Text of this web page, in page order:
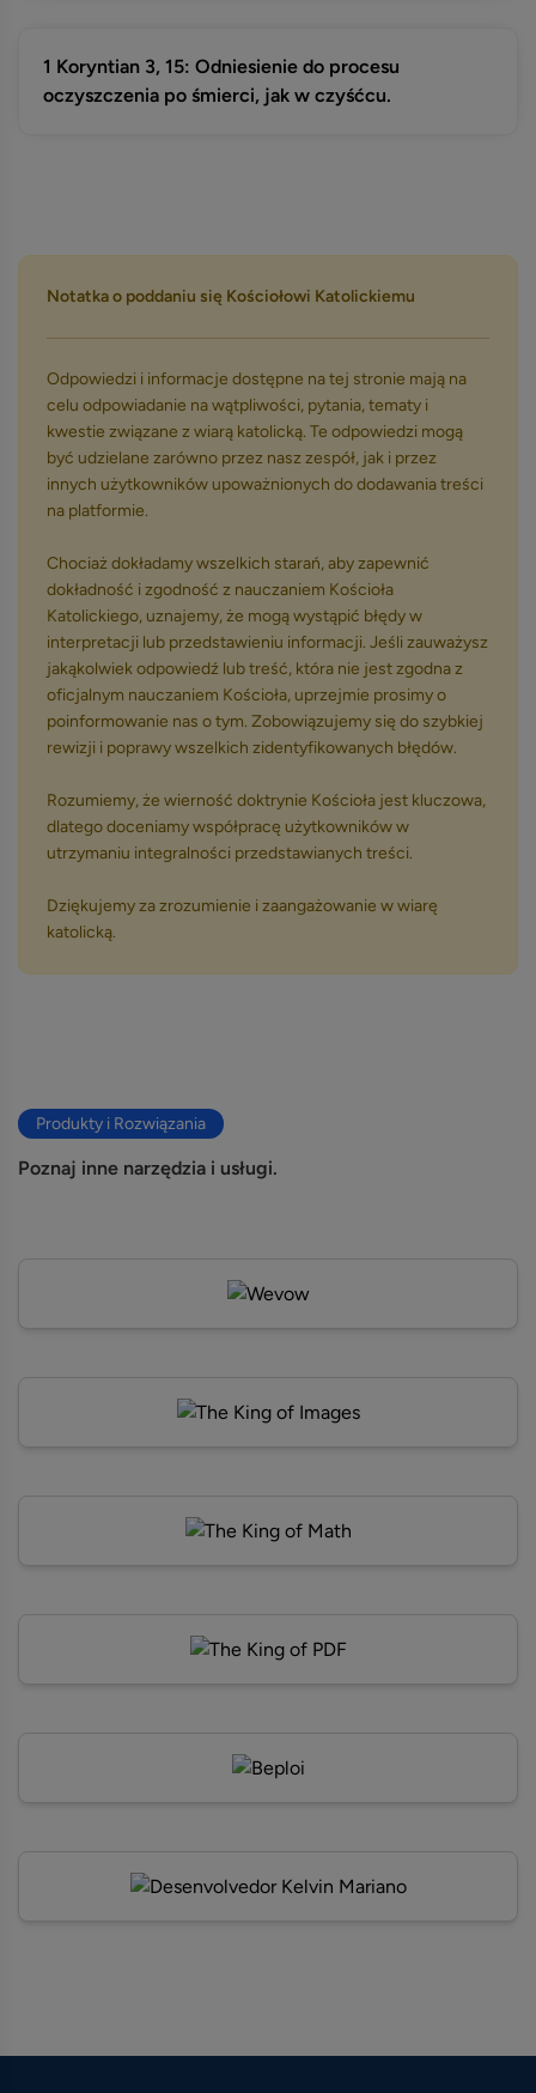
1 Koryntian 3, 15: Odniesienie do procesu
oczyszczenia po śmierci, jak w czyśćcu.
Notatka o poddaniu się Kościołowi Katolickiemu
Odpowiedzi i informacje dostępne na tej stronie mają na
celu odpowiadanie na wątpliwości, pytania, tematy i
kwestie związane z wiarą katolicką. Te odpowiedzi mogą
być udzielane zarówno przez nasz zespół, jak i przez
innych użytkowników upoważnionych do dodawania treści
na platformie.
Chociaż dokładamy wszelkich starań, aby zapewnić
dokładność i zgodność z nauczaniem Kościoła
Katolickiego, uznajemy, że mogą wystąpić błędy w
interpretacji lub przedstawieniu informacji. Jeśli zauważysz
jakąkolwiek odpowiedź lub treść, która nie jest zgodna z
oficjalnym nauczaniem Kościoła, uprzejmie prosimy o
poinformowanie nas o tym. Zobowiązujemy się do szybkiej
rewizji i poprawy wszelkich zidentyfikowanych błędów.
Rozumiemy, że wierność doktrynie Kościoła jest kluczowa,
dlatego doceniamy współpracę użytkowników w
utrzymaniu integralności przedstawianych treści.
Dziękujemy za zrozumienie i zaangażowanie w wiarę
katolicką.
Produkty i Rozwiązania
Poznaj inne narzędzia i usługi.